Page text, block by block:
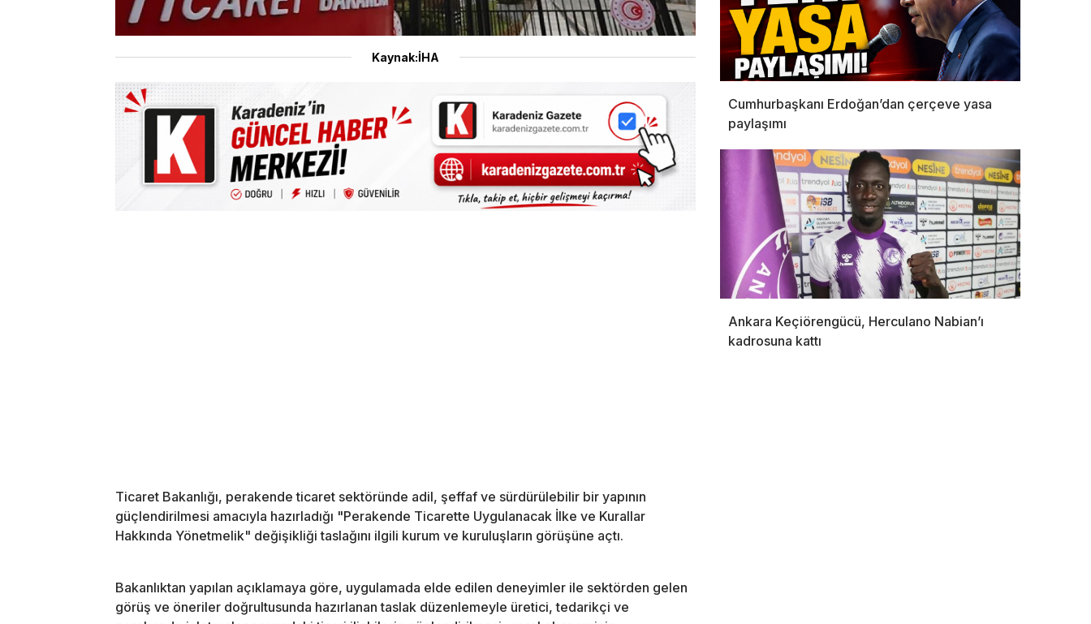
Kaynak:İHA
Ticaret Bakanlığı, perakende ticaret sektöründe adil, şeffaf ve sürdürülebilir bir yapının
güçlendirilmesi amacıyla hazırladığı "Perakende Ticarette Uygulanacak İlke ve Kurallar
Hakkında Yönetmelik" değişikliği taslağını ilgili kurum ve kuruluşların görüşüne açtı.
Bakanlıktan yapılan açıklamaya göre, uygulamada elde edilen deneyimler ile sektörden gelen
görüş ve öneriler doğrultusunda hazırlanan taslak düzenlemeyle üretici, tedarikçi ve
Cumhurbaşkanı Erdoğan’dan çerçeve yasa
paylaşımı
Ankara Keçiörengücü, Herculano Nabian’ı
kadrosuna kattı